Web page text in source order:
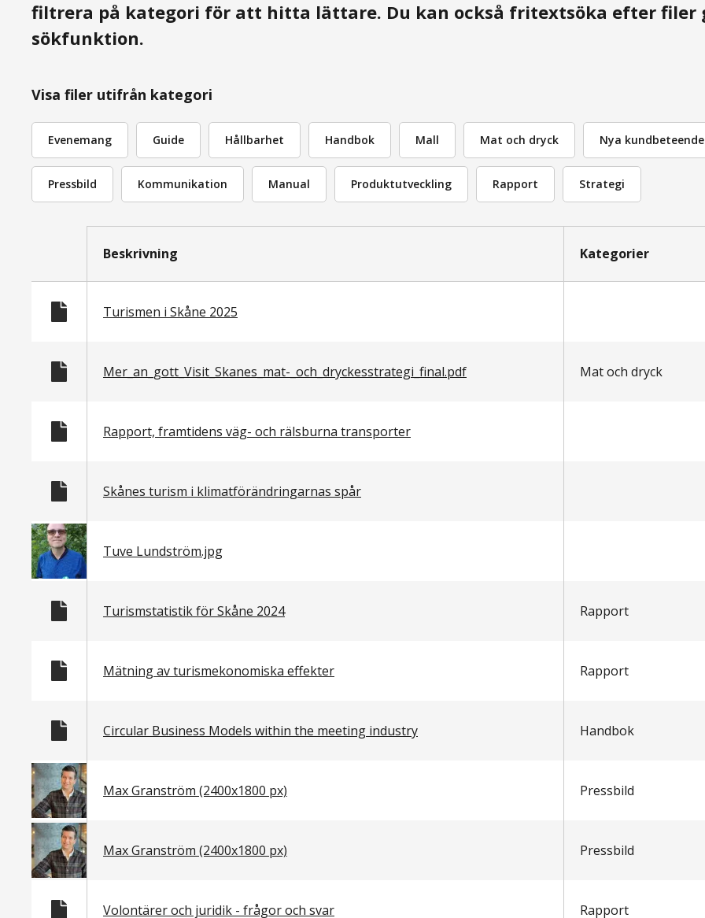
filtrera på kategori för att hitta lättare. Du kan också fritextsöka efter filer
sökfunktion.
Visa filer utifrån kategori
Evenemang Guide Hållbarhet Handbok Mall Mat och dryck Nya
Pressbild Kommunikation Manual Produktutveckling Rapport Strategi
Beskrivning Kategorier
Turismen i Skåne 2025
Mer_an_gott_Visit_Skanes_mat-_och_dryckesstrategi_final.pdf Mat och dryck
Rapport, framtidens väg- och rälsburna transporter
Skånes turism i klimatförändringarnas spår
Tuve Lundström.jpg
Turismstatistik för Skåne 2024 Rapport
Mätning av turismekonomiska effekter Rapport
Circular Business Models within the meeting industry Handbok
Max Granström (2400x1800 px) Pressbild
Max Granström (2400x1800 px) Pressbild
Volontärer och juridik - frågor och svar Rapport